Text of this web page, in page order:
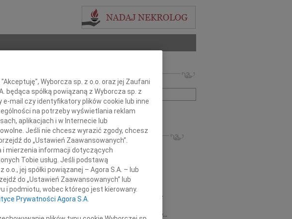
Imię i nazwisko lub numer ogłoszenia:
+ szukanie zaawansowane
INNE NEKROLOGI
06.08.2026Gdańsk
Drogi Piotrze Koleżanki i Koledzy z firmy...
05.08.2026Gdańsk
Nasze Koleżance Renacie Sęk w trudnych...
04.08.2026
Gdańsk
Panu Piotrowi Widzowi Radnemu Sejmiku...
Zofia Mazurek
Naszej Koleżance Beacie Rumińskiej wyrazy...
Wyborcza sp. z o.o. oraz jej Zaufani
będąca spółką powiązaną z Wyborcza sp. z
mail czy identyfikatory plików cookie lub inne
na potrzeby wyświetlania reklam
aplikacjach i w Internecie lub
Jeśli nie chcesz wyrazić zgody, chcesz
do „Ustawień Zaawansowanych”.
i mierzenia informacji dotyczących
Tobie usług. Jeśli podstawą
jej spółki powiązanej – Agora S.A. – lub
do „Ustawień Zaawansowanych” lub
podmiotu, wobec którego jest kierowany.
Prywatności Agora S.A.